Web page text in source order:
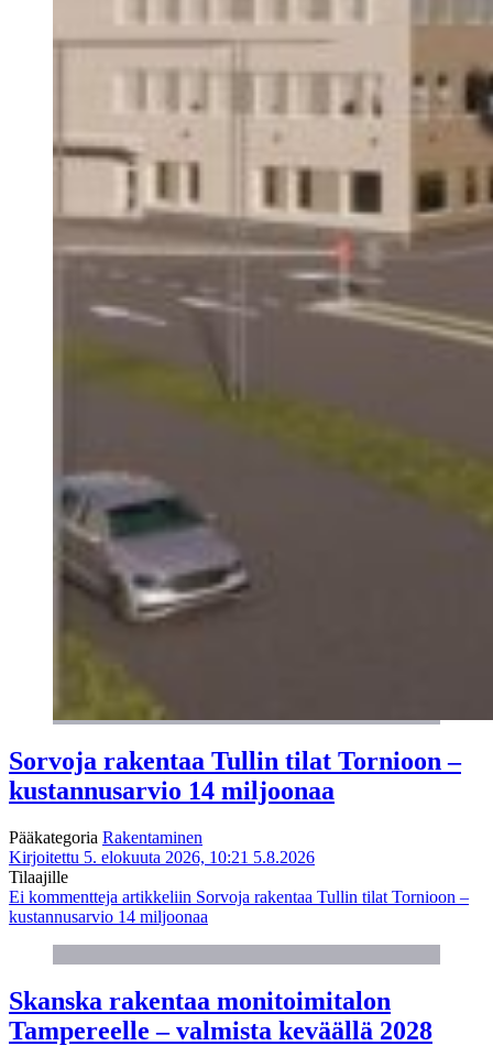
Sorvoja rakentaa Tullin tilat Tornioon –
kustannusarvio 14 miljoonaa
Pääkategoria Rakentaminen
Kirjoitettu 5. elokuuta 2026, 10:21 5.8.2026
Tilaajille
Ei kommentteja artikkeliin Sorvoja rakentaa Tullin tilat Tornioon –
kustannusarvio 14 miljoonaa
Skanska rakentaa monitoimitalon
Tampereelle – valmista keväällä 2028